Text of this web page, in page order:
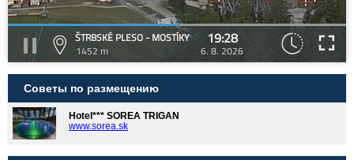
ŠTRBSKÉ PLESO - MOSTÍKY
1452 m
19:28
6. 8. 2026
Советы по размещению
Hotel*** SOREA TRIGAN
www.sorea.sk